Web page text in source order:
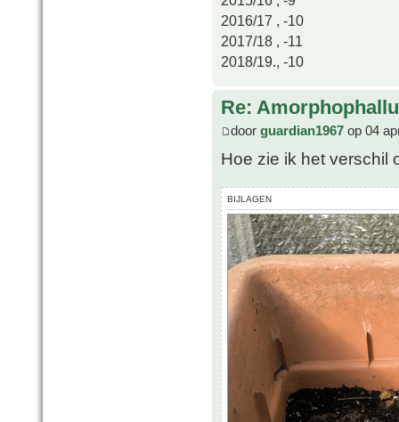
2016/17 , -10
2017/18 , -11
2018/19., -10
Re:
door guardian1967 op 04
Hoe zie ik het verschil
BIJLAGEN